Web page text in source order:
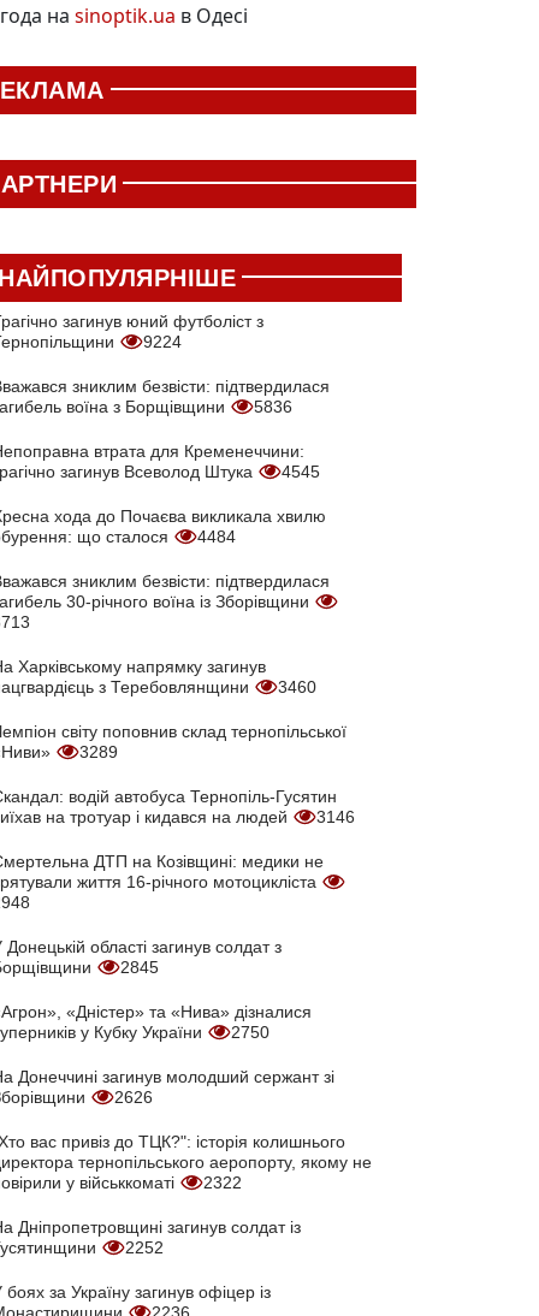
на sinoptik.ua в Одесі
НАЙПОПУЛЯРНІШЕ
загинув юний футболіст з
9224
зниклим безвісти: підтвердилася
воїна з Борщівщини
5836
втрата для Кременеччини:
загинув Всеволод Штука
4545
хода до Почаєва викликала хвилю
що сталося
4484
зниклим безвісти: підтвердилася
30-річного воїна із Зборівщини
Харківському напрямку загинув
з Теребовлянщини
3460
світу поповнив склад тернопільської
3289
водій автобуса Тернопіль-Гусятин
на тротуар і кидався на людей
3146
ДТП на Козівщині: медики не
життя 16-річного мотоцикліста
Донецькій області загинув солдат з
2845
«Дністер» та «Нива» дізналися
у Кубку України
2750
Донеччині загинув молодший сержант зі
2626
вас привіз до ТЦК?": історія колишнього
тернопільського аеропорту, якому не
у військкоматі
2322
Дніпропетровщині загинув солдат із
2252
боях за Україну загинув офіцер із